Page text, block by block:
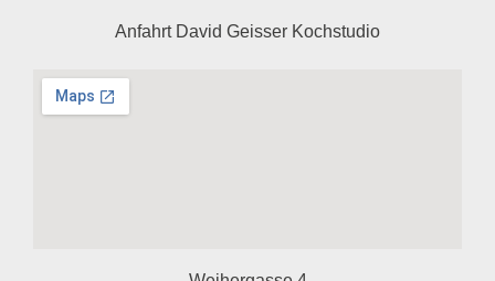
Anfahrt David Geisser Kochstudio